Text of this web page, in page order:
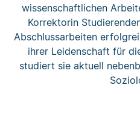
wissenschaftlichen
Korrektorin
Abschlussarbeiten
ihrer Leidenschaft für
studiert sie aktuell